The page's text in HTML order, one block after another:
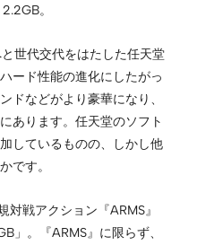
。
世代交代をはたした任天堂
ード性能の進化にしたがっ
ドなどがより豪華になり、
あります。任天堂のソフト
しているものの、しかし他
です。
戦アクション『ARMS』
」。『ARMS』に限らず、